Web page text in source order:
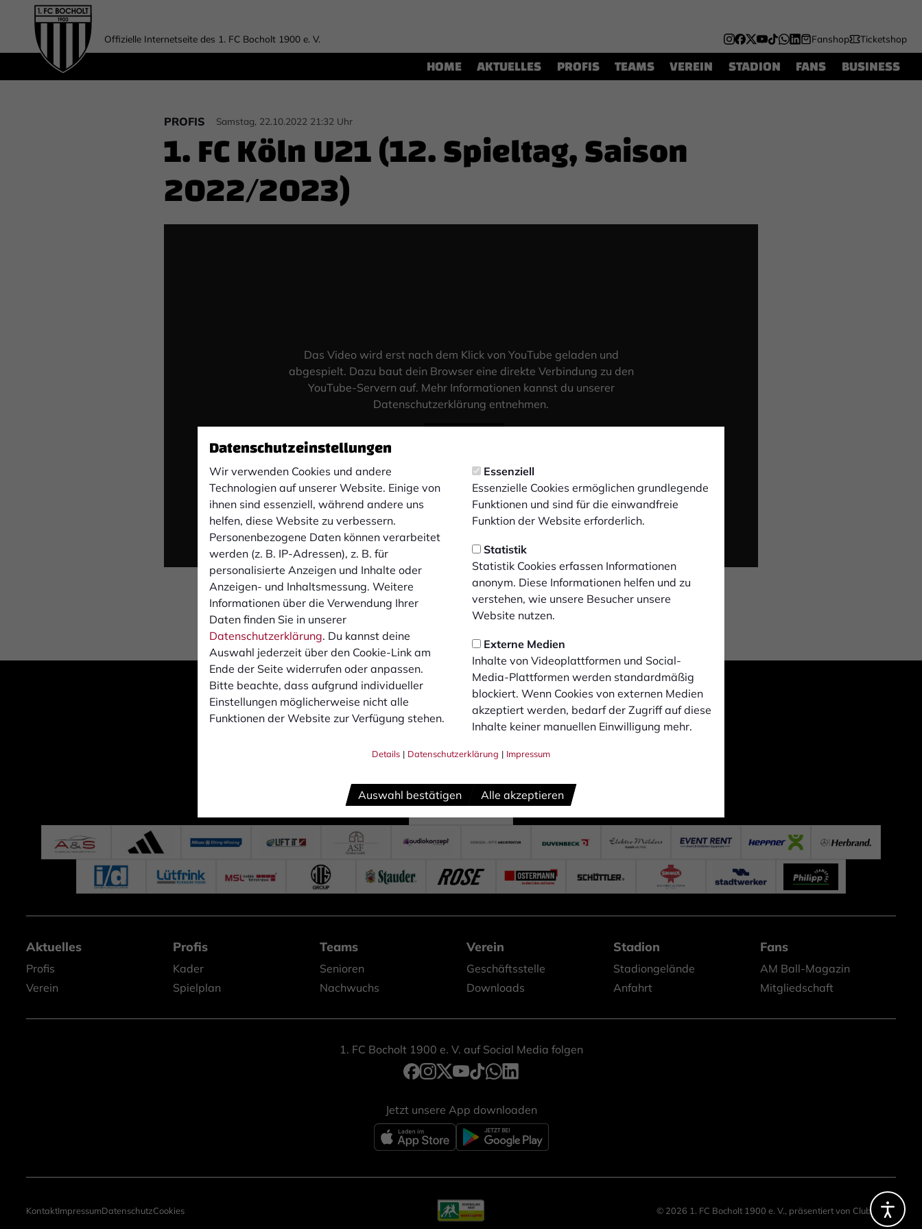
Datenschutzeinstellungen
Wir verwenden Cookies und andere
Technologien auf unserer Website. Einige von
ihnen sind essenziell, während andere uns
helfen, diese Website zu verbessern.
Personenbezogene Daten können verarbeitet
werden (z. B. IP-Adressen), z. B. für
personalisierte Anzeigen und Inhalte oder
Anzeigen- und Inhaltsmessung. Weitere
Informationen über die Verwendung Ihrer
Daten finden Sie in unserer
Datenschutzerklärung. Du kannst deine
Auswahl jederzeit über den Cookie-Link am
Ende der Seite widerrufen oder anpassen.
Bitte beachte, dass aufgrund individueller
Einstellungen möglicherweise nicht alle
Funktionen der Website zur Verfügung stehen.
Essenziell
Essenzielle Cookies ermöglichen grundlegende
Funktionen und sind für die einwandfreie
Funktion der Website erforderlich.
Statistik
Statistik Cookies erfassen Informationen
anonym. Diese Informationen helfen und zu
verstehen, wie unsere Besucher unsere
Website nutzen.
Externe Medien
Inhalte von Videoplattformen und Social-
Media-Plattformen werden standardmäßig
blockiert. Wenn Cookies von externen Medien
akzeptiert werden, bedarf der Zugriff auf diese
Inhalte keiner manuellen Einwilligung mehr.
Details | Datenschutzerklärung | Impressum
Auswahl bestätigen Alle akzeptieren
Offizielle Internetseite des 1. FC Bocholt 1900 e. V. Fanshop Ticketshop
HOME AKTUELLES PROFIS TEAMS VEREIN STADION FANS BUSINESS
PROFIS Samstag, 22.10.2022 21:32 Uhr
1. FC Köln U21 (12. Spieltag, Saison
2022/2023)
Das Video wird erst nach dem Klick von YouTube geladen und
abgespielt. Dazu baut dein Browser eine direkte Verbindung zu den
YouTube-Servern auf. Mehr Informationen kannst du unserer
Datenschutzerklärung entnehmen.
Aktuelles
Profis
Verein
Profis
Kader
Spielplan
Teams
Senioren
Nachwuchs
Verein
Geschäftsstelle
Downloads
Stadion
Stadiongelände
Anfahrt
Fans
AM Ball-Magazin
Mitgliedschaft
1. FC Bocholt 1900 e. V. auf Social Media folgen
Jetzt unsere App downloaden
KontaktImpressumDatenschutzCookies © 2026 1. FC Bocholt 1900 e. V., präsentiert von ClubShare